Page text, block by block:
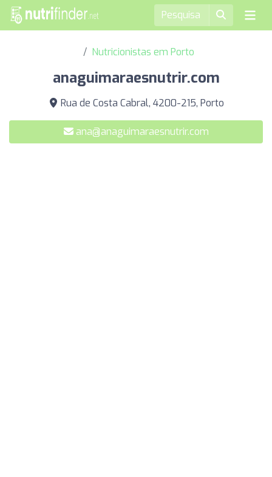
Nutricionistas em Porto
anaguimaraesnutrir.com
Rua de Costa Cabral, 4200-215, Porto
ana@anaguimaraesnutrir.com